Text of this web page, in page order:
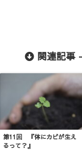
関連記事
第11回 『体にカビが生え
るって？』